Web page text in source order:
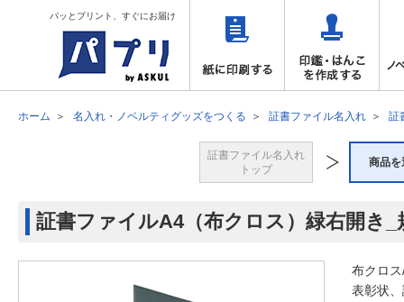
パッとプリント、すぐにお届け
ホーム 名入れ・ノベルティグッズをつくる 証書ファイル名入れ 証
証書ファイル名入れ
トップ
商品を
証書ファイルA4（布クロス）緑右開き
布クロ
表彰状